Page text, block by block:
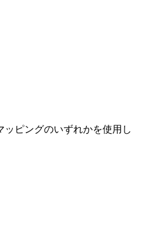
ッピングのいずれかを使用し